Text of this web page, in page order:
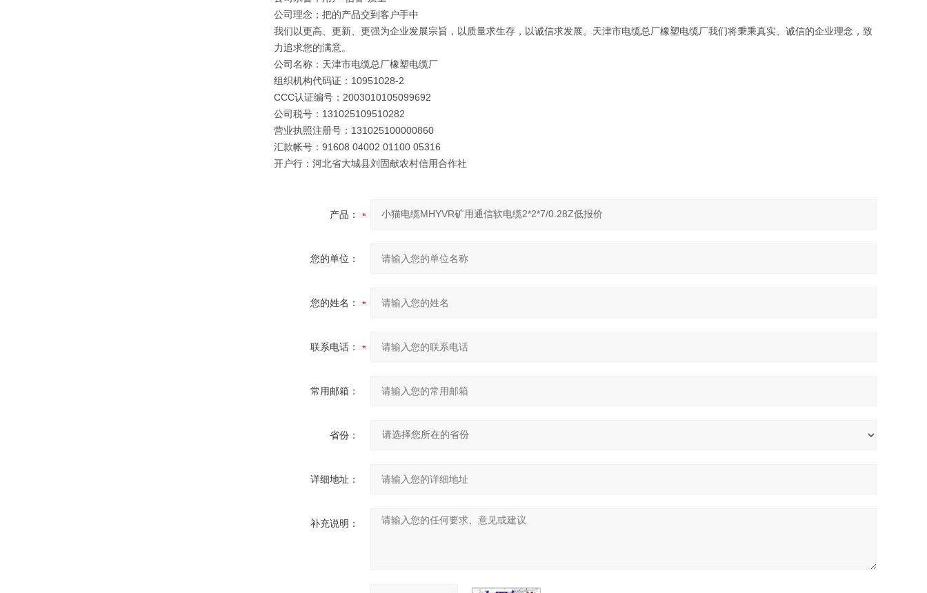
公司理念；把的产品交到客户手中
我们以更高、更新、更强为企业发展宗旨，以质量求生存，以诚信求发展。天津市电缆总厂橡塑电缆厂我们将秉乘真实、诚信的企业理念，致
力追求您的满意。
公司名称：天津市电缆总厂橡塑电缆厂
组织机构代码证：10951028-2
CCC认证编号：2003010105099692
公司税号：131025109510282
营业执照注册号：131025100000860
汇款帐号：91608 04002 01100 05316
开户行：河北省大城县刘固献农村信用合作社
产品：
您的单位：
您的姓名：
联系电话：
常用邮箱：
省份：
详细地址：
补充说明：